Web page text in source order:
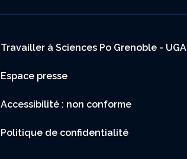
Travailler à Sciences Po Grenoble - UGA
Espace presse
Accessibilité : non conforme
Politique de confidentialité